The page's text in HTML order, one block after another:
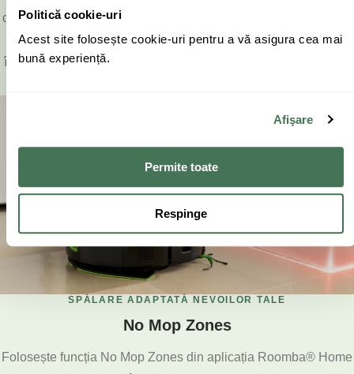
Politică cookie-uri
Acest site folosește cookie-uri pentru a vă asigura cea mai
bună experiență.
Afişare
Permite toate
Respinge
care golește automat recipientul de murdărie într-un sac sigilat.
Sacul poate reține până la 90 de zile de praf și resturi, astfel
încât nu trebuie să te ocupi de întreținerea zilnică după fiecare
SPĂLARE ADAPTATĂ NEVOILOR TALE
No Mop Zones
Folosește funcția No Mop Zones din aplicația Roomba® Home